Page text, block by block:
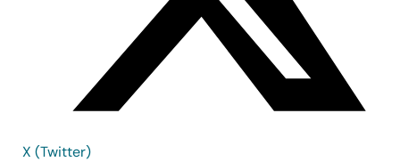
X (Twitter)